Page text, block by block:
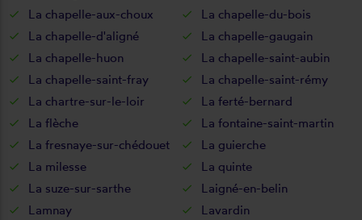
La chapelle-aux-choux
La chapelle-du-bois
La chapelle-d'aligné
La chapelle-gaugain
La chapelle-huon
La chapelle-saint-aubin
La chapelle-saint-fray
La chapelle-saint-rémy
La chartre-sur-le-loir
La ferté-bernard
La flèche
La fontaine-saint-martin
La fresnaye-sur-chédouet
La guierche
La milesse
La quinte
La suze-sur-sarthe
Laigné-en-belin
Lamnay
Lavardin